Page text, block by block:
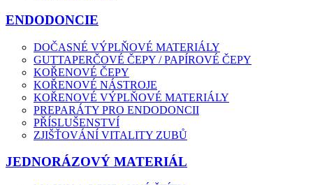
ENDODONCIE
DOČASNÉ VÝPLŇOVÉ MATERIÁLY
GUTTAPERČOVÉ ČEPY / PAPÍROVÉ ČEPY
KOŘENOVÉ ČEPY
KOŘENOVÉ NÁSTROJE
KOŘENOVÉ VÝPLŇOVÉ MATERIÁLY
PREPARÁTY PRO ENDODONCII
PŘÍSLUŠENSTVÍ
ZJIŠŤOVÁNÍ VITALITY ZUBŮ
JEDNORÁZOVÝ MATERIÁL